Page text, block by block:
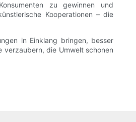
zu gewinnen und
Kooperationen – die
in Einklang bringen, besser
die Umwelt schonen